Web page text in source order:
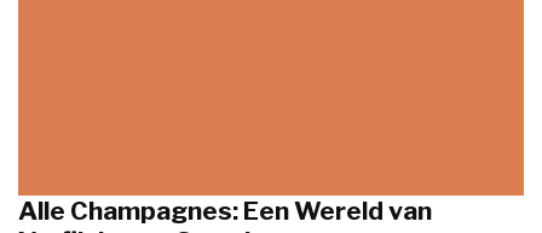
Alle Champagnes: Een Wereld van